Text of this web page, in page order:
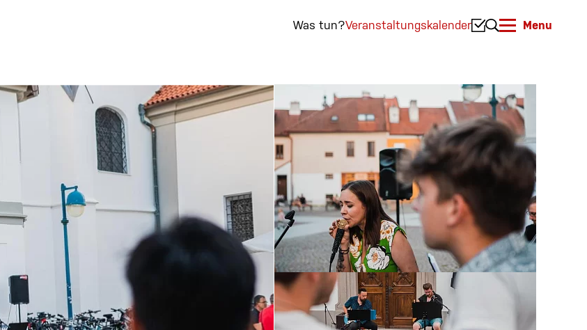
Was tun?Veranstaltungskalender Menu